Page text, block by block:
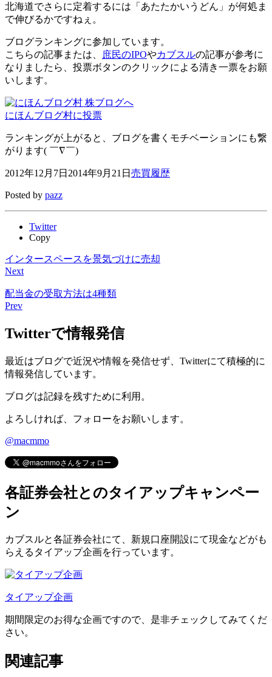
北海道でさらに定着するには「あたたかいうどん」が何処ま
で伸びるかですねぇ。
ブログランキングに参加しています。
こちらの記事または、
庶民のIPOやカブスルの記事が参考に
なりましたら、投票ボタンのクリックによる清き一票をお願
いします。
にほんブログ村に投票
ランキングが上がると、ブログを書くモチベーションにも繋
がります( ￣∇￣)
2012年12月7日 2014年9月21日 売買履歴
Posted by pazz
Twitter
Copy
インタースペースを景気づけに売却
Next
配当金の受取方法は4種類
Prev
Twitterで情報発信
最近はブログで近況や情報を発信せず、Twitterにて積極的に
情報発信しています。
ブログは記録を残すために利用。
よろしければ、フォローをお願いします。
@macmmo
各証券会社とのタイアップキャンペー
ン
カブスルと各証券会社にて、 新規口座開設にて現金などがも
らえるタイアップ企画を行っています。
タイアップ企画
期間限定のお得な企画ですので、是非チェックしてみてくだ
さい。
関連記事